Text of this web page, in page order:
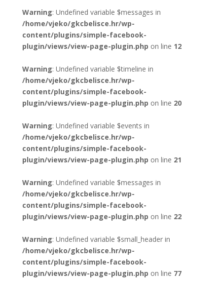
Warning: Undefined variable $messages in
/home/vjeko/gkcbelisce.hr/wp-
content/plugins/simple-facebook-
plugin/views/view-page-plugin.php on line 12
Warning: Undefined variable $timeline in
/home/vjeko/gkcbelisce.hr/wp-
content/plugins/simple-facebook-
plugin/views/view-page-plugin.php on line 20
Warning: Undefined variable $events in
/home/vjeko/gkcbelisce.hr/wp-
content/plugins/simple-facebook-
plugin/views/view-page-plugin.php on line 21
Warning: Undefined variable $messages in
/home/vjeko/gkcbelisce.hr/wp-
content/plugins/simple-facebook-
plugin/views/view-page-plugin.php on line 22
Warning: Undefined variable $small_header in
/home/vjeko/gkcbelisce.hr/wp-
content/plugins/simple-facebook-
plugin/views/view-page-plugin.php on line 77